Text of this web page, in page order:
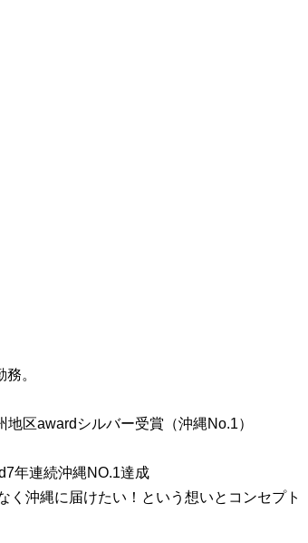
。
区awardシルバー受賞（沖縄No.1）
年連続沖縄NO.1達成
沖縄に届けたい！という想いとコンセプト